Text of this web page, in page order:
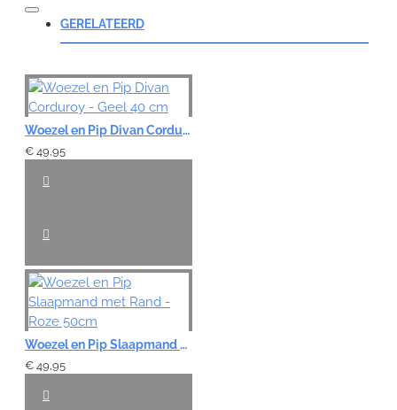
Opmerking:
Note:HTML-code wordt niet vertaald!
Waardering:
GERELATEERD
Woezel en Pip Divan Corduroy - Geel 40 cm
€ 49,95
Woezel en Pip Slaapmand met Rand - Roze 50cm
€ 49,95